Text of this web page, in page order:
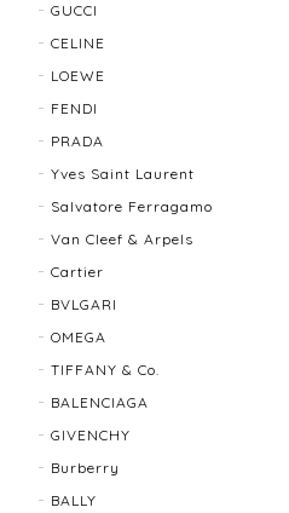
でした！ありがとうございま
たら利用させていただきたい
迅速に対応してくださり、あ
物の状態も良く、満足してお
ましたらよろしくお願いしま
GUCCI
CELINE
LOEWE
FENDI
PRADA
Yves Saint Laurent
Salvatore Ferragamo
Van Cleef & Arpels
Cartier
BVLGARI
OMEGA
TIFFANY & Co.
BALENCIAGA
GIVENCHY
Burberry
BALLY